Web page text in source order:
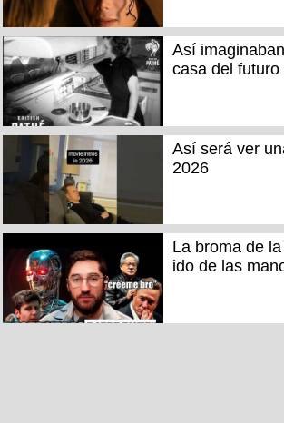
Así
casa del futuro
Así será ver
2026
La broma de
ido de las